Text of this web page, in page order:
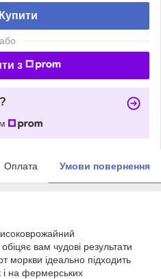
Купити
або
з
Оплата Умови повернення
вам чудові результати
моркви ідеально підходить
і на фермерських